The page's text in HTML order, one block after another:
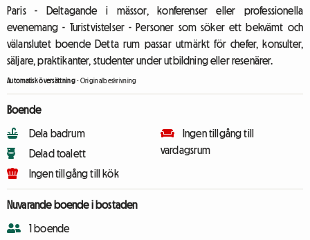
Paris - Deltagande i mässor, konferenser eller professionella
evenemang - Turistvistelser - Personer som söker ett bekvämt och
välanslutet boende Detta rum passar utmärkt för chefer, konsulter,
säljare, praktikanter, studenter under utbildning eller resenärer.
Automatisk översättning-Originalbeskrivning
Boende
Dela badrum
Delad toalett
Ingen tillgång till kök
Ingen tillgång till
vardagsrum
Nuvarande boende i bostaden
1 boende